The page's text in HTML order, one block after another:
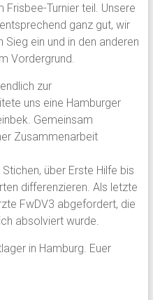
Turnier teil. Unsere
ganz gut, wir
Sieg ein und in den anderen
Vordergrund.
zur
uns eine Hamburger
Gemeinsam
Zusammenarbeit
über Erste Hilfe bis
differenzieren. Als letzte
FwDV3 abgefordert, die
absolviert wurde.
in Hamburg. Euer